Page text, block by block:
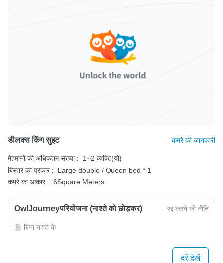
डीलक्स किंग सुइट कमरे की जानकारी
मेहमानों की अधिकतम संख्या :
1~2 व्यक्ति(यों)
बिस्तर का प्रकार :
Large double / Queen bed * 1
कमरे का आकार : 6Square Meters
OwlJourneyपरियोजना (नाश्ते को छोड़कर) रद्द करने की नीति
बिना नाश्ते के
दरें देखें